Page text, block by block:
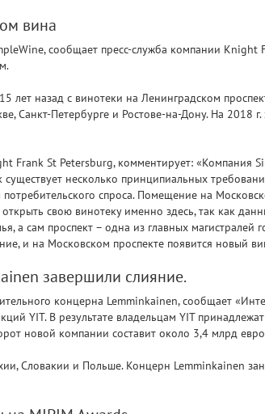
вина
сообщает пресс-служба компании Knight
лет назад с винотеки на Ленинградском
Санкт-Петербурге и Ростове-на-Дону. На 2018
Frank St Petersburg, комментирует: «Компания
несколько принципиальных
спроса. Помещение на
свою винотеку именно здесь, так как
а сам проспект – одна из главных магистралей
и на Московском проспекте появится новый
завершили слияние.
концерна Lemminkainen, сообщает
YIT. В результате владельцам YIT
новой компании составит около 3,4 млрд
Словакии и Польше. Концерн Lemminkainen